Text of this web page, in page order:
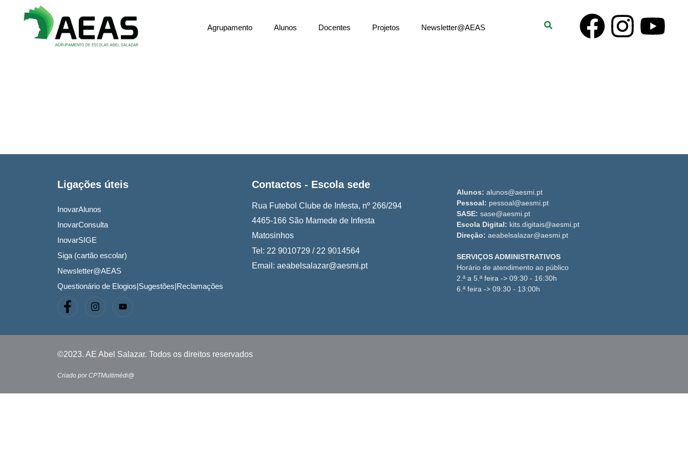
Agrupamento Alunos Docentes Projetos Newsletter@AEAS
Ligações úteis
InovarAlunos
InovarConsulta
InovarSIGE
Siga (cartão escolar)
Newsletter@AEAS
Questionário de Elogios|Sugestões|Reclamações
Contactos - Escola sede
Rua Futebol Clube de Infesta, nº 266/294
4465-166 São Mamede de Infesta
Matosinhos
Tel: 22 9010729 / 22 9014564
Email: aeabelsalazar@aesmi.pt
Alunos: alunos@aesmi.pt
Pessoal: pessoal@aesmi.pt
SASE: sase@aesmi.pt
Escola Digital: kits.digitais@aesmi.pt
Direção: aeabelsalazar@aesmi.pt
SERVIÇOS ADMINISTRATIVOS
Horário de atendimento ao público
2.ª a 5.ª feira -> 09:30 - 16:30h
6.ª feira -> 09:30 - 13:00h
©2023. AE Abel Salazar. Todos os direitos reservados
Criado por CPTMultimédi@